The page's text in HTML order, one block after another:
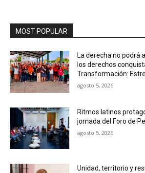
MOST POPULAR
La derecha no podrá
los derechos
Transformación:
agosto 5, 2026
Ritmos latinos
jornada del Foro de
agosto 5, 2026
Unidad, territorio y